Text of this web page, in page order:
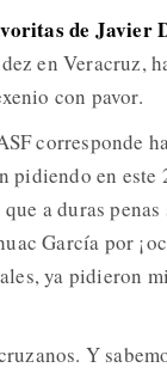
de Javier
en Veracruz,
con pavor.
corresponde
pidiendo en este
a duras
García por
ya pidieron
Y